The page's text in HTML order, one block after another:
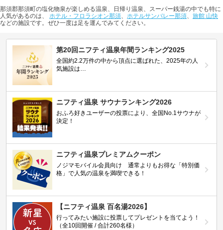
那須郡那須町の塩化物泉が楽しめる温泉、日帰り温泉、スーパー銭湯の中でも特に
人気があるのは、 ホテル・フロラシオン那須、 ホテルサンバレー那須、 旅館 山快
などの施設です。ぜひ一度は足を運んでみてください。
第20回ニフティ温泉年間ランキング2025
全国約2.2万件の中から頂点に選ばれた、2025年の人
気施設は…
ニフティ温泉 サウナランキング2026
おふろ好きユーザーの投票により、全国No.1サウナが
決定！
ニフティ温泉プレミアムクーポン
ノジマモバイル会員向け 通常よりもお得な「特別価
格」で人気の温泉を満喫できる！
【ニフティ温泉 百名湯2026】
行ってみたい施設に投票してプレゼントを当てよう！
（全10回開催 / 合計260名様）